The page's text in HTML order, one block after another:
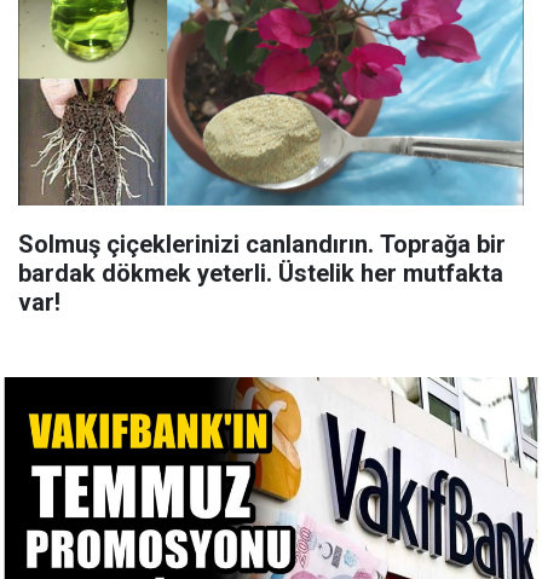
Solmuş çiçeklerinizi canlandırın. Toprağa bir
bardak dökmek yeterli. Üstelik her mutfakta
var!